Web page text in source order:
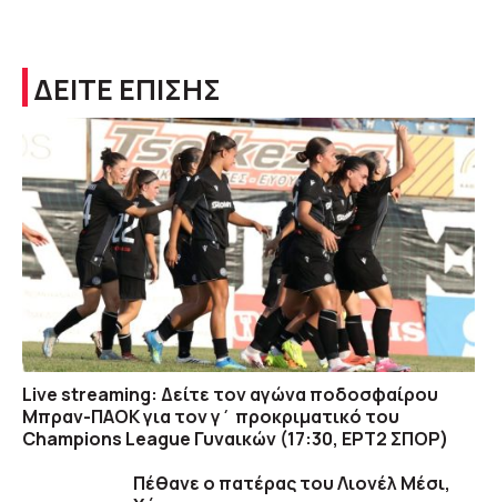
ΔΕΙΤΕ ΕΠΙΣΗΣ
Live streaming: Δείτε τον αγώνα ποδοσφαίρου
Μπραν-ΠΑΟΚ για τον γ΄ προκριματικό του
Champions League Γυναικών (17:30, ΕΡΤ2 ΣΠΟΡ)
Πέθανε ο πατέρας του Λιονέλ Μέσι,